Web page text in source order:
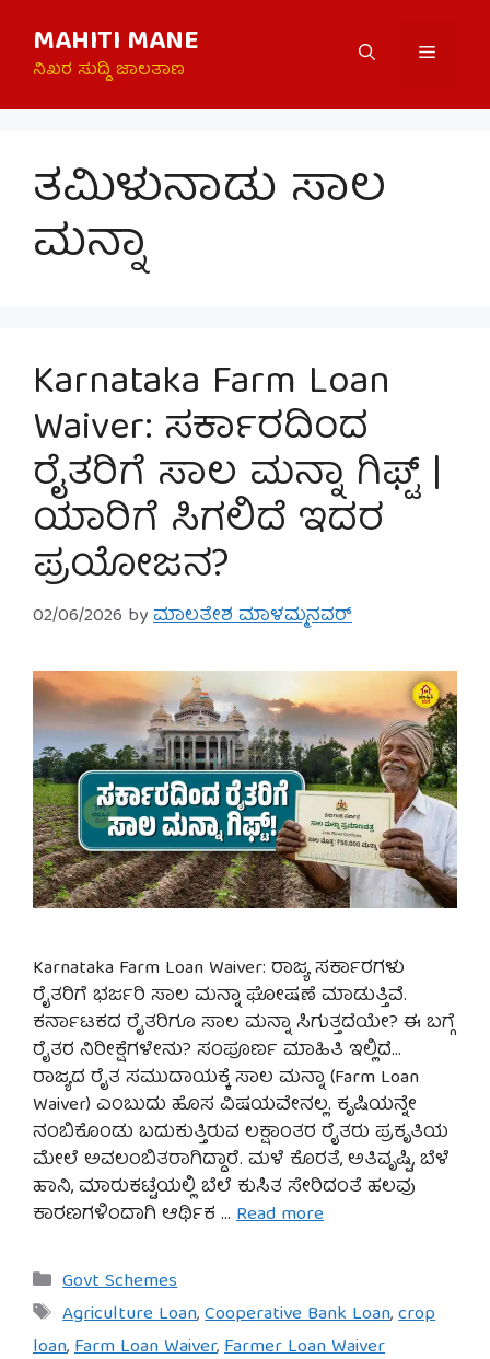
content
MAHITI MANE
ನಿಖರ ಸುದ್ದಿ ಜಾಲತಾಣ
Menu
ತಮಿಳುನಾಡು ಸಾಲ
ಮನ್ನಾ
Karnataka Farm Loan
Waiver: ಸರ್ಕಾರದಿಂದ
ರೈತರಿಗೆ ಸಾಲ ಮನ್ನಾ ಗಿಫ್ಟ್ |
ಯಾರಿಗೆ ಸಿಗಲಿದೆ ಇದರ
ಪ್ರಯೋಜನ?
02/06/2026 byಮಾಲತೇಶ ಮಾಳಮ್ಮನವರ್
Karnataka Farm Loan Waiver: ರಾಜ್ಯ ಸರ್ಕಾರಗಳು
ರೈತರಿಗೆ ಭರ್ಜರಿ ಸಾಲ ಮನ್ನಾ ಘೋಷಣೆ ಮಾಡುತ್ತಿವೆ.
ಕರ್ನಾಟಕದ ರೈತರಿಗೂ ಸಾಲ ಮನ್ನಾ ಸಿಗುತ್ತದೆಯೇ? ಈ ಬಗ್ಗೆ
ರೈತರ ನಿರೀಕ್ಷೆಗಳೇನು? ಸಂಪೂರ್ಣ ಮಾಹಿತಿ ಇಲ್ಲಿದೆ…
ರಾಜ್ಯದ ರೈತ ಸಮುದಾಯಕ್ಕೆ ಸಾಲ ಮನ್ನಾ (Farm Loan
Waiver) ಎಂಬುದು ಹೊಸ ವಿಷಯವೇನಲ್ಲ. ಕೃಷಿಯನ್ನೇ
ನಂಬಿಕೊಂಡು ಬದುಕುತ್ತಿರುವ ಲಕ್ಷಾಂತರ ರೈತರು ಪ್ರಕೃತಿಯ
ಮೇಲೆ ಅವಲಂಬಿತರಾಗಿದ್ದಾರೆ. ಮಳೆ ಕೊರತೆ, ಅತಿವೃಷ್ಟಿ, ಬೆಳೆ
ಹಾನಿ, ಮಾರುಕಟ್ಟೆಯಲ್ಲಿ ಬೆಲೆ ಕುಸಿತ ಸೇರಿದಂತೆ ಹಲವು
ಕಾರಣಗಳಿಂದಾಗಿ ಆರ್ಥಿಕ … Read more
Categories
Govt Schemes
Tags
Agriculture Loan,Cooperative Bank Loan,crop
loan,Farm Loan Waiver,Farmer Loan Waiver